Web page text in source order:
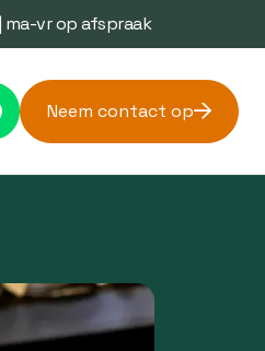
ma-vr op afspraak
Neem contact op